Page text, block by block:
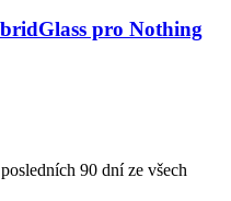
pro Nothing
90 dní ze všech